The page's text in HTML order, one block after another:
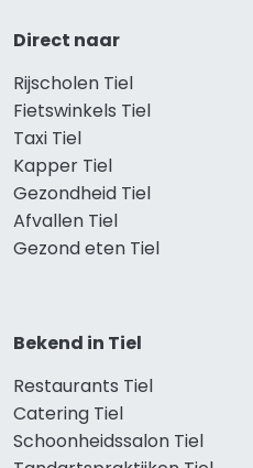
Direct naar
Rijscholen Tiel
Fietswinkels Tiel
Taxi Tiel
Kapper Tiel
Gezondheid Tiel
Afvallen Tiel
Gezond eten Tiel
Bekend in Tiel
Restaurants Tiel
Catering Tiel
Schoonheidssalon Tiel